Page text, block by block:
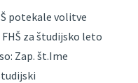
potekale volitve
za študijsko leto
Zap. št.Ime